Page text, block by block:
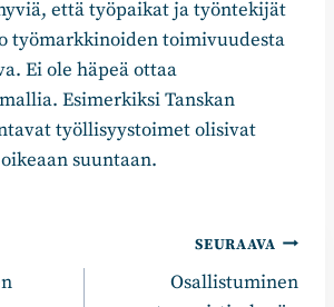
että työpaikat ja työntekijät
työmarkkinoiden toimivuudesta
Ei ole häpeä ottaa
Esimerkiksi Tanskan
työllisyystoimet olisivat
suuntaan.
SEURAAVA
Osallistuminen